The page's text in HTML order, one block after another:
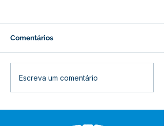
Prefeitura inicia
revitalização da Praça
Pereira
Comentários
Escreva um comentário